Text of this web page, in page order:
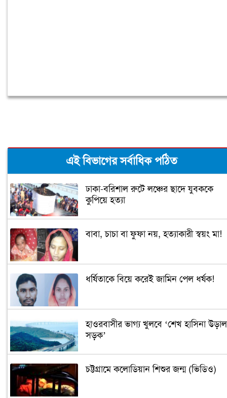
এই বিভাগের সর্বাধিক পঠিত
ঢাকা-বরিশাল রুটে লঞ্চের ছাদে যুবককে
কুপিয়ে হত্যা
বাবা, চাচা বা ফুফা নয়, হত্যাকারী স্বয়ং মা!
ধর্ষিতাকে বিয়ে করেই জামিন পেল ধর্ষক!
হাওরবাসীর ভাগ্য খুলবে ‘শেখ হাসিনা উড়াল
সড়ক’
চট্টগ্রামে কলোডিয়ান শিশুর জন্ম (ভিডিও)